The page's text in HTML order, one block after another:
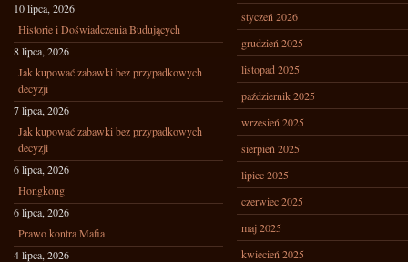
10 lipca, 2026
Historie i Doświadczenia Budujących
8 lipca, 2026
Jak kupować zabawki bez przypadkowych
decyzji
7 lipca, 2026
Jak kupować zabawki bez przypadkowych
decyzji
6 lipca, 2026
Hongkong
6 lipca, 2026
Prawo kontra Mafia
4 lipca, 2026
styczeń 2026
grudzień 2025
listopad 2025
październik 2025
wrzesień 2025
sierpień 2025
lipiec 2025
czerwiec 2025
maj 2025
kwiecień 2025